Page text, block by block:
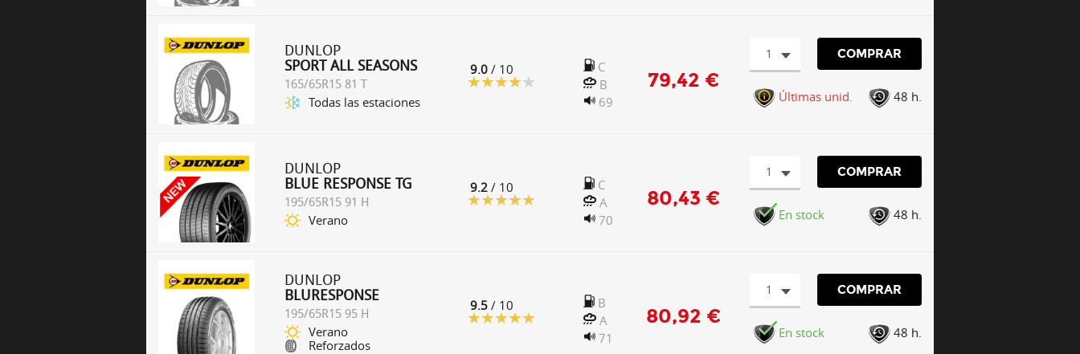
DUNLOP
SPORT ALL SEASONS
165/65R15 81 T
Todas las estaciones
9.0 / 10
C
B
69
79,42 €
1 COMPRAR
Últimas unid. 48 h.
DUNLOP
BLUE RESPONSE TG
195/65R15 91 H
Verano
9.2 / 10
C
A
70
80,43 €
1 COMPRAR
En stock 48 h.
DUNLOP
BLURESPONSE
195/65R15 95 H
Verano
Reforzados
9.5 / 10
B
A
71
80,92 €
1 COMPRAR
En stock 48 h.